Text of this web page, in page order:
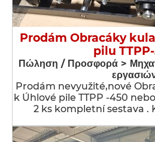
Prodám Obracáky
pilu
Πώληση / Προσφορά >
Prodám nevyužité,nové
k Úhlové pile TTPP -450
2 ks kompletní sestava .